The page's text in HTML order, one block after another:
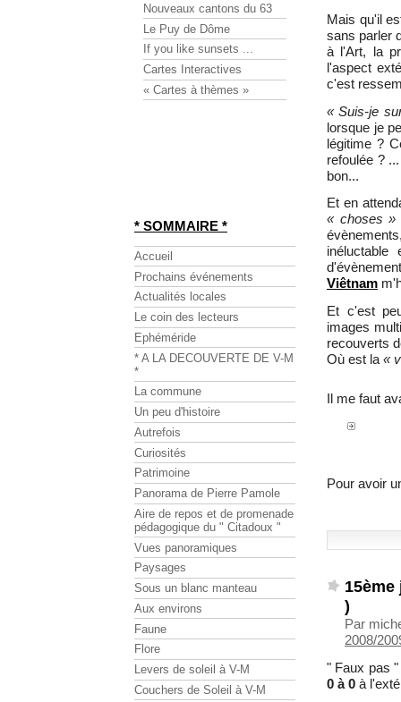
Mais qu'il
sans parler
à l'Art, la
l'aspect
c'est
« Suis-je
lorsque je
légitime ?
refoulée ?
bon...
Et en
« choses »
Viêtnam
Et c'est
images
recouverts
Où est la «
Il me faut
Pour avoir
15ème
)
Par
2008/
" Faux pas
0 à 0 à
Nouveaux cantons du 63
Le Puy de Dôme
If you like sunsets ...
Cartes Interactives
« Cartes à thèmes »
* SOMMAIRE *
Accueil
Prochains événements
Actualités locales
Le coin des lecteurs
Ephéméride
* A LA DECOUVERTE DE V-M
*
La commune
Un peu d'histoire
Autrefois
Curiosités
Patrimoine
Panorama de Pierre Pamole
Aire de repos et de promenade
pédagogique du " Citadoux "
Vues panoramiques
Paysages
Sous un blanc manteau
Aux environs
Faune
Flore
Levers de soleil à V-M
Couchers de Soleil à V-M